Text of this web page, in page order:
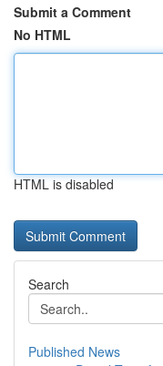
Submit a Comment
No HTML
HTML is disabled
Search
Published News